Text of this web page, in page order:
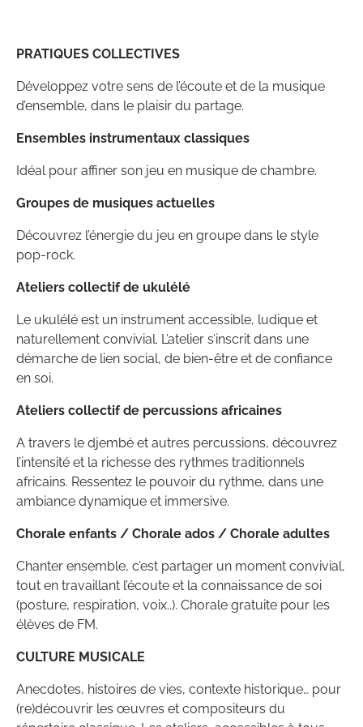
PRATIQUES COLLECTIVES
Développez votre sens de l’écoute et de la musique
d’ensemble, dans le plaisir du partage.
Ensembles instrumentaux classiques
Idéal pour affiner son jeu en musique de chambre.
Groupes de musiques actuelles
Découvrez l’énergie du jeu en groupe dans le style
pop-rock.
Ateliers collectif de ukulélé
Le ukulélé est un instrument accessible, ludique et
naturellement convivial. L’atelier s’inscrit dans une
démarche de lien social, de bien-être et de confiance
en soi.
Ateliers collectif de percussions africaines
A travers le djembé et autres percussions, découvrez
l’intensité et la richesse des rythmes traditionnels
africains. Ressentez le pouvoir du rythme, dans une
ambiance dynamique et immersive.
Chorale enfants / Chorale ados / Chorale adultes
Chanter ensemble, c’est partager un moment convivial,
tout en travaillant l’écoute et la connaissance de soi
(posture, respiration, voix..). Chorale gratuite pour les
élèves de FM.
CULTURE MUSICALE
Anecdotes, histoires de vies, contexte historique… pour
(re)découvrir les œuvres et compositeurs du